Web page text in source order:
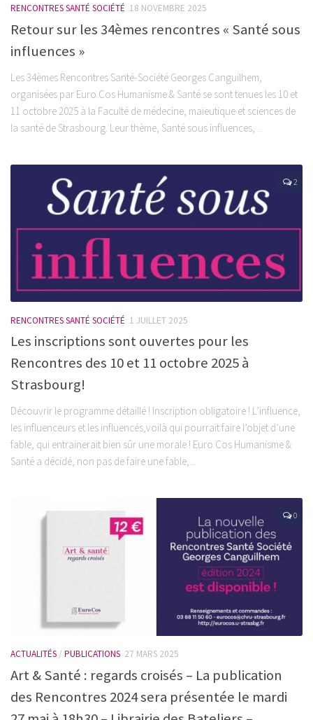
RENCONTRES SANTÉ SOCIÉTÉ 18 NOVEMBRE 2025
Retour sur les 34èmes rencontres « Santé sous
influences »
Les 34èmes Rencontres Santé-Société Georges Canguilhem,
organisées par Euro Cos Humanisme & Santé se sont tenues les 10 et
11 octobre 2025 à la Faculté de médecine, maïeutique et sciences de
la santé de Strasbourg. Leur thème, Santé sous influences, ...
2
RENCONTRES SANTÉ SOCIÉTÉ 1 JUILLET 2025
Les inscriptions sont ouvertes pour les
Rencontres des 10 et 11 octobre 2025 à
Strasbourg!
Découvrir le programme détaillé ! Inscription obligatoire ! L’influence,
les influenceurs et les influencés,voilà qui pourrait faire l’objet d’une
fable, qui entrainerait bien sûr une morale ! Euro Cos Humanisme &
Santé a décidé, non pas de faire une fable,...
0
ACTUALITÉS/ PUBLICATIONS 27 MARS 2025
Art & Santé : regards croisés – La publication
des Rencontres 2024 sera présentée le mardi